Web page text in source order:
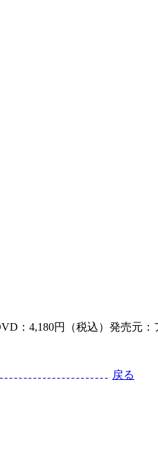
：4,180円（税込）発売元
戻る